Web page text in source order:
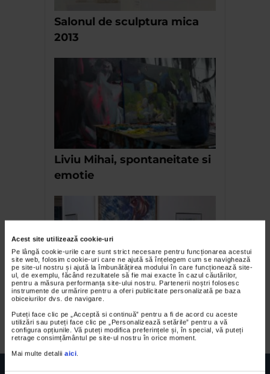
Acest site utilizează cookie-uri
Pe lângă cookie-urile care sunt strict necesare pentru funcționarea acestui
site web, folosim cookie-uri care ne ajută să înțelegem cum se navighează
pe site-ul nostru și ajută la îmbunătățirea modului în care funcționează site-
ul, de exemplu, făcând rezultatele să fie mai exacte în cazul căutărilor,
pentru a măsura performanța site-ului nostru. Partenerii noștri folosesc
instrumente de urmărire pentru a oferi publicitate personalizată pe baza
obiceiurilor dvs. de navigare.
Puteți face clic pe „Acceptă si continuă” pentru a fi de acord cu aceste
utilizări sau puteți face clic pe „Personalizează setările” pentru a vă
configura opțiunile. Vă puteți modifica preferințele și, în special, vă puteți
retrage consimțământul pe site-ul nostru în orice moment.
Mai multe detalii aici
Salonul de sculptura mica
2013
Liviu Mihai, spontaneitate si
emotie
Wanda Sachelarie
Vladimirescu (III)